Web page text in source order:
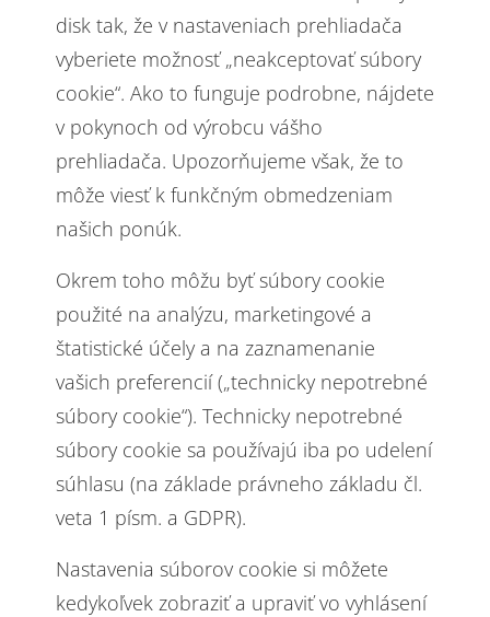
disk tak, že v nastaveniach prehliadača
vyberiete možnosť „neakceptovať súbory
cookie“. Ako to funguje podrobne, nájdete
v pokynoch od výrobcu vášho
prehliadača. Upozorňujeme však, že to
môže viesť k funkčným obmedzeniam
našich ponúk.
Okrem toho môžu byť súbory cookie
použité na analýzu, marketingové a
štatistické účely a na zaznamenanie
vašich preferencií („technicky nepotrebné
súbory cookie“). Technicky nepotrebné
súbory cookie sa používajú iba po udelení
súhlasu (na základe právneho základu čl.
veta 1 písm. a GDPR).
Nastavenia súborov cookie si môžete
kedykoľvek zobraziť a upraviť vo vyhlásení